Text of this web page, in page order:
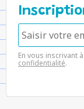
En vous inscrivant
confidentialité.